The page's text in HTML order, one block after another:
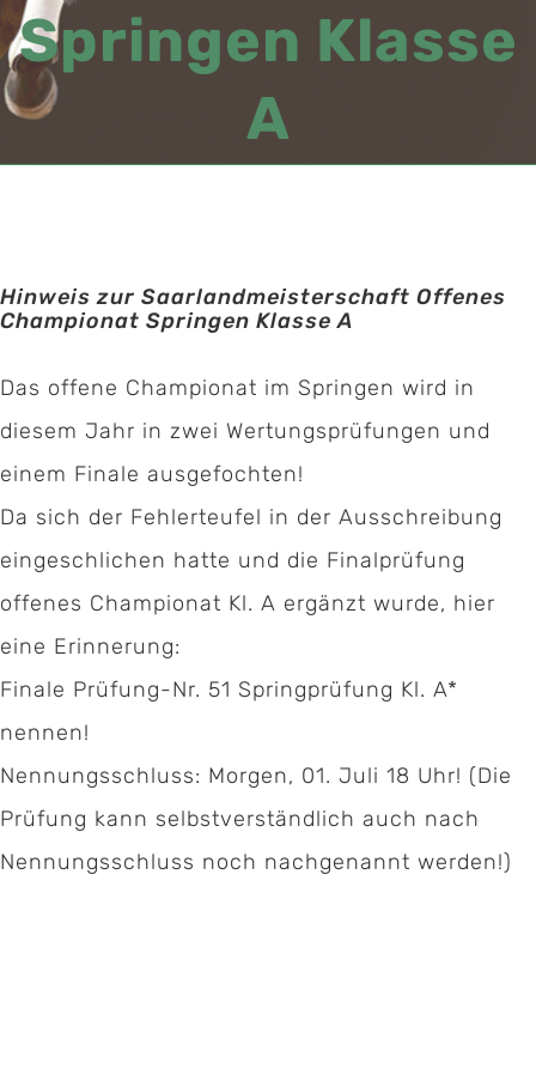
Springen Klasse
A
Hinweis zur Saarlandmeisterschaft Offenes
Championat Springen Klasse A
Das offene Championat im Springen wird in
diesem Jahr in zwei Wertungsprüfungen und
einem Finale ausgefochten!
Da sich der Fehlerteufel in der Ausschreibung
eingeschlichen hatte und die Finalprüfung
offenes Championat Kl. A ergänzt wurde, hier
eine Erinnerung:
Finale Prüfung-Nr. 51 Springprüfung Kl. A*
nennen!
Nennungsschluss: Morgen, 01. Juli 18 Uhr! (Die
Prüfung kann selbstverständlich auch nach
Nennungsschluss noch nachgenannt werden!)
Kontakt:
Geschäftsstelle Pferdesportverband Saar e.V.
Hermann-Neuberger-Sportschule 7
66123 Saarbrücken